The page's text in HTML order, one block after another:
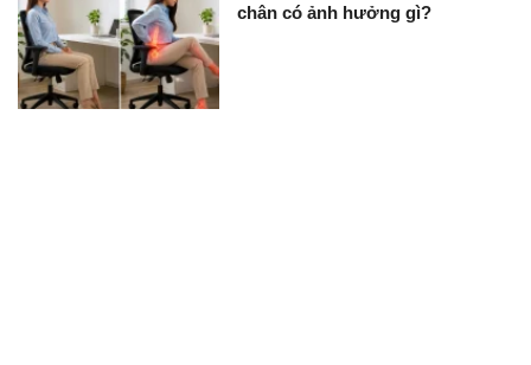
chân có ảnh hưởng gì?